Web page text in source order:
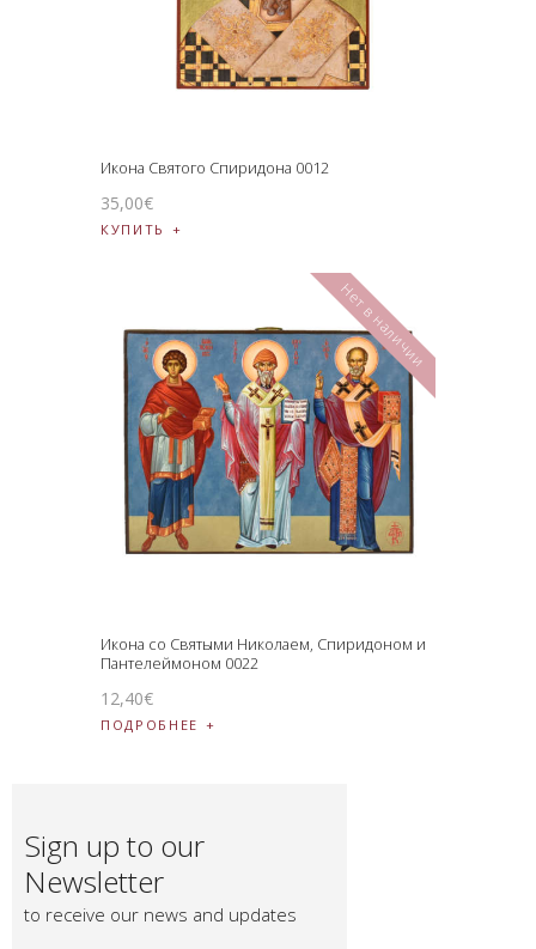
Икона Святого Спиридона 0012
35,00€
КУПИТЬ
Нет в наличии
Икона со Святыми Николаем, Спиридоном и
Пантелеймоном 0022
12,40€
ПОДРОБНЕЕ
Sign up to our
Newsletter
to receive our news and updates